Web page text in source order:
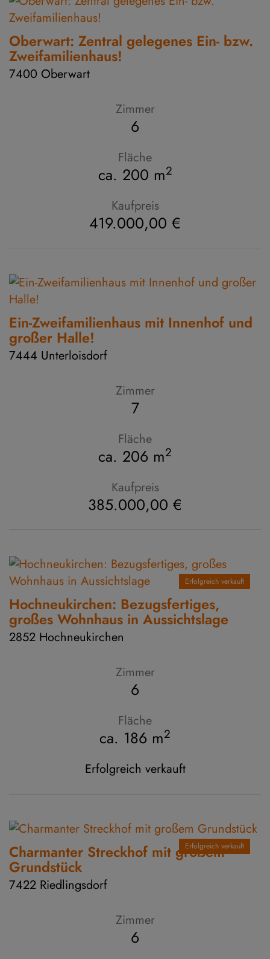
Oberwart: Zentral gelegenes Ein- bzw.
Zweifamilienhaus!
7400 Oberwart
Zimmer
6
Fläche
ca. 200 m2
Kaufpreis
419.000,00 €
Ein-Zweifamilienhaus mit Innenhof und
großer Halle!
7444 Unterloisdorf
Zimmer
7
Fläche
ca. 206 m2
Kaufpreis
385.000,00 €
Erfolgreich verkauft
Hochneukirchen: Bezugsfertiges,
großes Wohnhaus in Aussichtslage
2852 Hochneukirchen
Zimmer
6
Fläche
ca. 186 m2
Erfolgreich verkauft
Erfolgreich verkauft
Charmanter Streckhof mit großem
Grundstück
7422 Riedlingsdorf
Zimmer
6